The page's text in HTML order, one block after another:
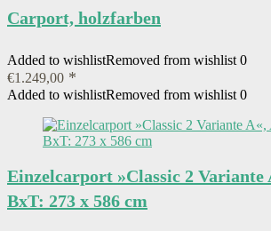
Carport, holzfarben
Added to wishlistRemoved from wishlist 0
€1.249,00
Added to wishlistRemoved from wishlist 0
Einzelcarport »Classic 2 Variante
BxT: 273 x 586 cm